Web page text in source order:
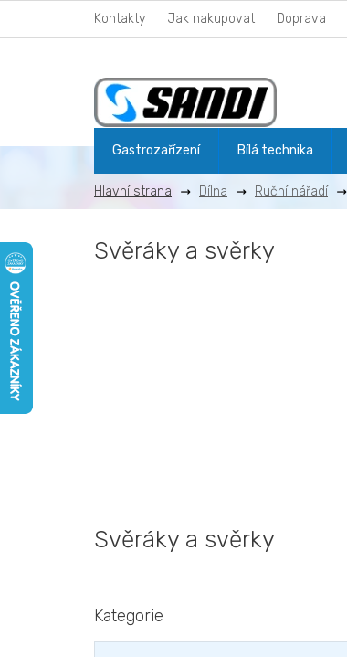
obsah
Kontakty Jak nakupovat Doprava
Gastrozařízení Bílá technika
Dílna Ruční nářadí
Svěráky a svěrky
Svěráky a svěrky
o
s
Přeskočit
Kategorie